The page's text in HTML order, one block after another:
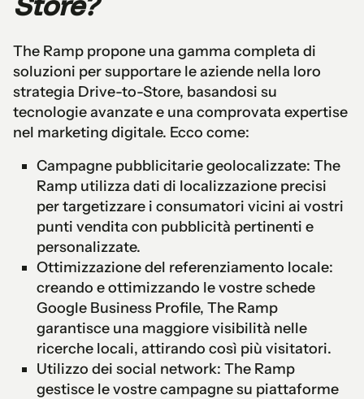
The Ramp propone una gamma completa di
soluzioni per supportare le aziende nella loro
strategia Drive-to-Store, basandosi su
tecnologie avanzate e una comprovata expertise
nel marketing digitale. Ecco come:
Campagne pubblicitarie geolocalizzate: The
Ramp utilizza dati di localizzazione precisi
per targetizzare i consumatori vicini ai vostri
punti vendita con pubblicità pertinenti e
personalizzate.
Ottimizzazione del referenziamento locale:
creando e ottimizzando le vostre schede
Google Business Profile, The Ramp
garantisce una maggiore visibilità nelle
ricerche locali, attirando così più visitatori.
Utilizzo dei social network: The Ramp
gestisce le vostre campagne su piattaforme